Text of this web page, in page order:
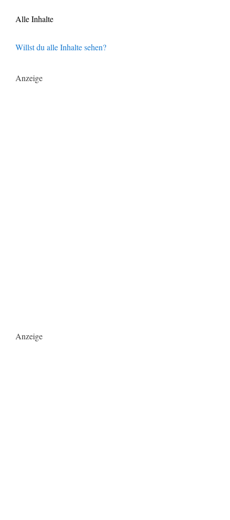
Alle Inhalte
Willst du alle Inhalte sehen?
Anzeige
Anzeige